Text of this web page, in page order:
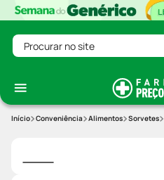
Procurar no site
Conveniência Alimentos Sorvetes